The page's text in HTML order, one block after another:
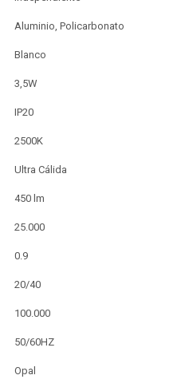
Aluminio, Policarbonato
Blanco
3,5W
IP20
2500K
Ultra Cálida
450 lm
25.000
0.9
20/40
100.000
50/60HZ
Opal